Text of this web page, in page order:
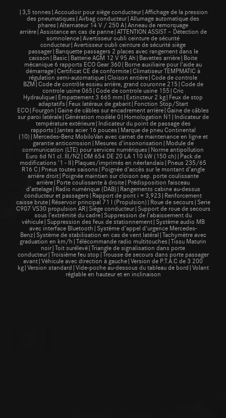
|3,5 tonnes|Accoudoir pour siège conducteur|Affichage de la pression
des pneumatiques|Airbag conducteur|Allumage automatique des
phares|Alternateur 14 V / 250 A|Anneau de remorquage
arrière|Assistance en cas de panne|ATTENTION ASSIST – Détection de
somnolence|Avertisseur oubli ceinture de sécurité
conducteur|Avertisseur oubli ceinture de sécurité siège
passager|Banquette passagers 2 places avec rangement dans le
caisson|Basic|Batterie AGM 12 V 95 Ah|Bavettes arrière|Boite
mécanique 6 rapports ECO Gear 360|Borne auxiliaire pour l'aide au
démarrage|Certificat CE de conformite|Climatiseur TEMPMATIC à
régulation semi-automatique|Cloison entière|Code de controle
BZM|Code de contrôle essieu arrière, grand couronne 215|Code de
controle usine 065|Code de controle usine 155|Cric
Hydraulique|Empattement 3 665 mm|Extincteur 2 kg|Feux de stop
adaptatifs|Feux latéraux de gabarit|Fonction Stop/Start
ECO|Fourgon|Gaine de câbles sur encadrement arrière|Gaine de câbles
sur paroi latérale|Génération modèle 0|Homologation N1|Indicateur de
température extérieure|Indicateur du point de passage des
rapports|Jantes acier 16 pouces|Marque de pneu Continental
(10)|Mercedes-Benz MobiloVan avec carnet de maintenance en ligne et
garantie anticorrosion|Mesures d’insonorisation|Module de
communication (LTE) pour services numériques|Norme antipollution
Euro 6d N1 cl. III/N2|OM 654 DE 20 LA 110 kW (150 ch)|Pack de
modifications '1 - II|Plaques/imprimés en néerlandais|Pneus 235/65
R16 C|Pneus toutes saisons|Poignée d’accès sur le montant d’angle
arrière droit|Poignée maintien sur cloison sep. porte coulissante
arrière|Porte coulissante à droite|Prédisposition faisceau
d’attelage|Radio numérique (DAB)|Rangements cabine au-dessus
conducteur et passagers|Rapport de pont i = 3,923|Renforcement
caisse brute|Réservoir principal 71 l (Propulsion)|Roue de secours|Serie
C907 VS30 propulsion AR|Siège conducteur|Support de roue de secours
sous l’extrémité du cadre|Suppression de l'abaissement du
véhicule|Suppression des feux de stationnement|Système audio MB
avec interface Bluetooth|Système d'appel d'urgence Mercedes-
Benz|Système de stabilisation en cas de vent latéral|Tachymètre avec
graduation en km/h|Télécommande radio multitouches|Tissu Maturin
noir|Toit surélevé|Triangle de signalisation dans porte
conducteur|Troisième feu stop|Trousse de secours dans porte passager
avant|Véhicule avec direction à gauche|Version de P.T.A.C de 3 200
kg|Version standard|Vide-poche au-dessous du tableau de bord|Volant
réglable en hauteur et en inclinaison